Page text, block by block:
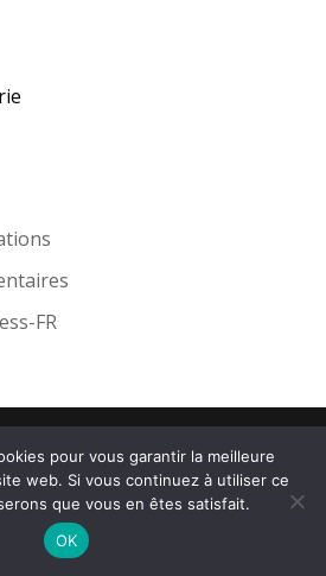
FR
pour vous garantir la meilleure
web. Si vous continuez à utiliser ce
que vous en êtes satisfait.
OK